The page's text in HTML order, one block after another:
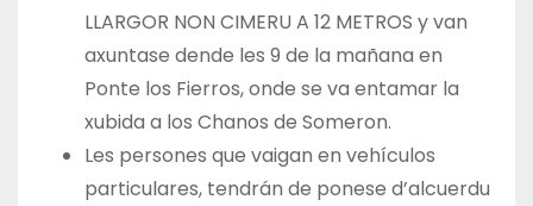
LLARGOR NON CIMERU A 12 METROS y van
axuntase dende les 9 de la mañana en
Ponte los Fierros, onde se va entamar la
xubida a los Chanos de Someron.
Les persones que vaigan en vehículos
particulares, tendrán de ponese d’alcuerdu